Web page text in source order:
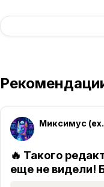
🔥 Такого
еще не видели!